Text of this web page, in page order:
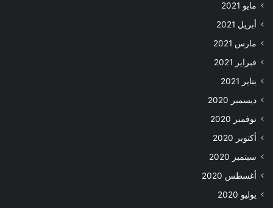
مايو 2021
أبريل 2021
مارس 2021
فبراير 2021
يناير 2021
ديسمبر 2020
نوفمبر 2020
أكتوبر 2020
سبتمبر 2020
أغسطس 2020
يوليو 2020